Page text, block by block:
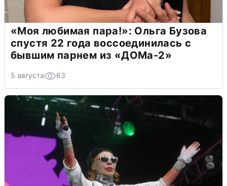
«Моя любимая пара!»: Ольга Бузова
спустя 22 года воссоединилась с
бывшим парнем из «ДОМа-2»
5 августа 63